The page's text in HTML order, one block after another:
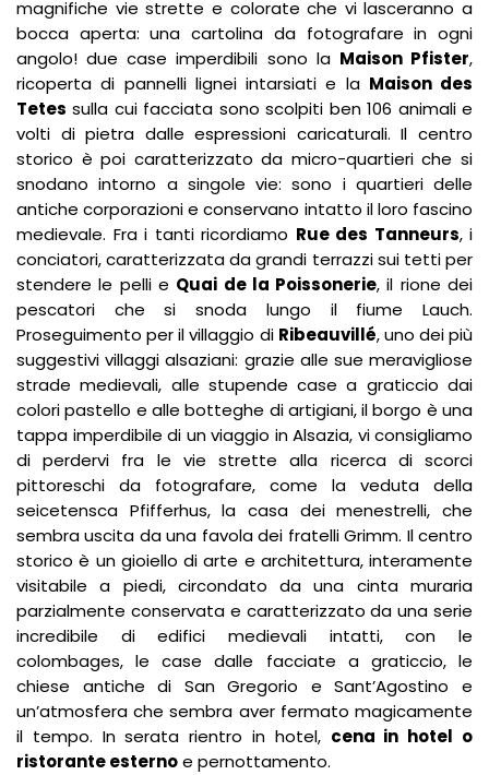
magnifiche vie strette e colorate che vi lasceranno a
bocca aperta: una cartolina da fotografare in ogni
angolo! due case imperdibili sono la Maison Pfister,
ricoperta di pannelli lignei intarsiati e la Maison des
Tetes sulla cui facciata sono scolpiti ben 106 animali e
volti di pietra dalle espressioni caricaturali. Il centro
storico è poi caratterizzato da micro-quartieri che si
snodano intorno a singole vie: sono i quartieri delle
antiche corporazioni e conservano intatto il loro fascino
medievale. Fra i tanti ricordiamo Rue des Tanneurs, i
conciatori, caratterizzata da grandi terrazzi sui tetti per
stendere le pelli e Quai de la Poissonerie, il rione dei
pescatori che si snoda lungo il fiume Lauch.
Proseguimento per il villaggio di Ribeauvillé, uno dei più
suggestivi villaggi alsaziani: grazie alle sue meravigliose
strade medievali, alle stupende case a graticcio dai
colori pastello e alle botteghe di artigiani, il borgo è una
tappa imperdibile di un viaggio in Alsazia, vi consigliamo
di perdervi fra le vie strette alla ricerca di scorci
pittoreschi da fotografare, come la veduta della
seicetensca Pfifferhus, la casa dei menestrelli, che
sembra uscita da una favola dei fratelli Grimm. Il centro
storico è un gioiello di arte e architettura, interamente
visitabile a piedi, circondato da una cinta muraria
parzialmente conservata e caratterizzato da una serie
incredibile di edifici medievali intatti, con le
colombages, le case dalle facciate a graticcio, le
chiese antiche di San Gregorio e Sant’Agostino e
un’atmosfera che sembra aver fermato magicamente
il tempo. In serata rientro in hotel, cena in hotel o
ristorante esternoe pernottamento.